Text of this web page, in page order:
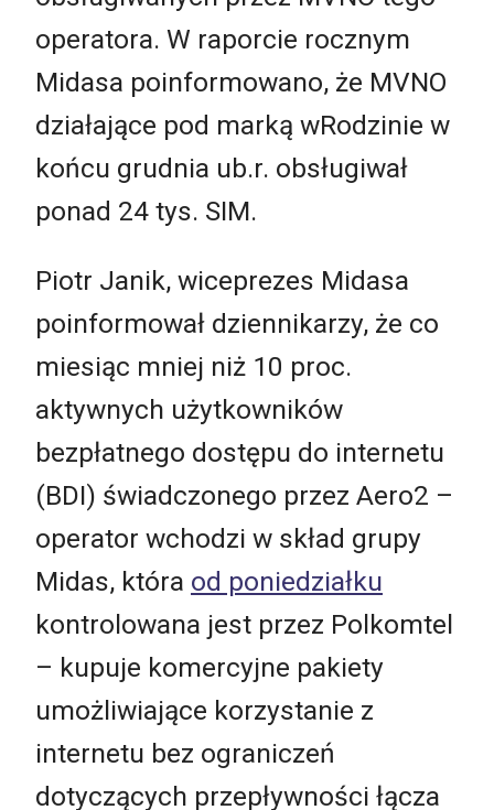
operatora. W raporcie rocznym
Midasa poinformowano, że MVNO
działające pod marką wRodzinie w
końcu grudnia ub.r. obsługiwał
ponad 24 tys. SIM.
Piotr Janik, wiceprezes Midasa
poinformował dziennikarzy, że co
miesiąc mniej niż 10 proc.
aktywnych użytkowników
bezpłatnego dostępu do internetu
(BDI) świadczonego przez Aero2 –
operator wchodzi w skład grupy
Midas, która od poniedziałku
kontrolowana jest przez Polkomtel
– kupuje komercyjne pakiety
umożliwiające korzystanie z
internetu bez ograniczeń
dotyczących przepływności łącza